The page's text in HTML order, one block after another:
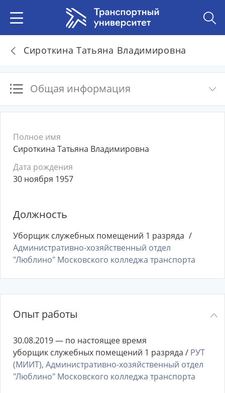
Сироткина Татьяна Владимировна
Общая информация
Полное имя
Сироткина Татьяна Владимировна
Дата рождения
30 ноября 1957
Должность
Уборщик служебных помещений 1 разряда
Административно-хозяйственный отдел
"Люблино" Московского колледжа транспорта
Опыт работы
30.08.2019 — по настоящее время
уборщик служебных помещений 1 разряда / РУТ
(МИИТ), Административно-хозяйственный отдел
"Люблино" Московского колледжа транспорта